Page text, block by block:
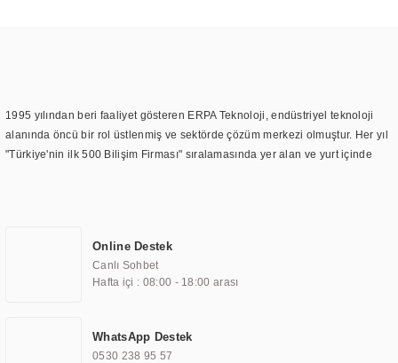
1995 yılından beri faaliyet gösteren ERPA Teknoloji, endüstriyel teknoloji
alanında öncü bir rol üstlenmiş ve sektörde çözüm merkezi olmuştur. Her yıl
"Türkiye'nin ilk 500 Bilişim Firması" sıralamasında yer alan ve yurt içinde
TOCHI markası altında kendi ürettiği ürünlerde kullanmıştır. Günümüzde
TOCHI; videowall, digital signage, kiosk, totem, akıllı durak ekranı, araç içi
ekran, asansör ekranı, digital menüboard, marin ekran, medikal ekran,
ekranları, endüstriyel ekranlar, kapı önü bilgi ekranları, panel PC,
endüstriyel Panel PC, mini PC, endüstriyel mini PC ve akıllı bina sistemleri
Online Destek
Canlı Sohbet
Hafta içi : 08:00 - 18:00 arası
WhatsApp Destek
0530 238 95 57